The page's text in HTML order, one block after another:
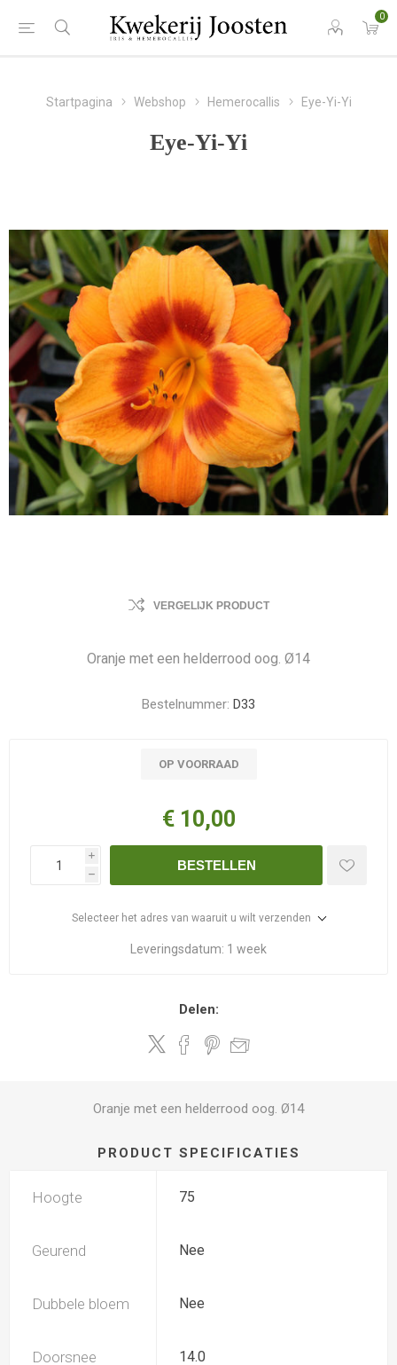
0
Startpagina Webshop Hemerocallis Eye-Yi-Yi
Eye-Yi-Yi
VERGELIJK PRODUCT
Oranje met een helderrood oog. Ø14
Bestelnummer: D33
OP VOORRAAD
€ 10,00
i
h
BESTELLEN
Selecteer het adres van waaruit u wilt verzenden
Leveringsdatum: 1 week
Delen:
Oranje met een helderrood oog. Ø14
PRODUCT SPECIFICATIES
Hoogte 75
Geurend Nee
Dubbele bloem Nee
Doorsnee 14.0